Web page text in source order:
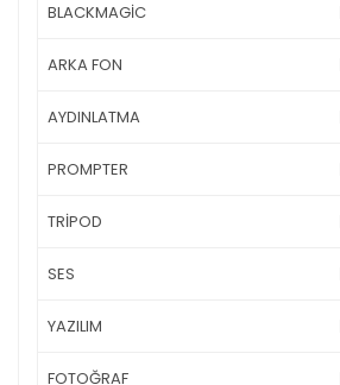
BLACKMAGİC
ARKA FON
AYDINLATMA
PROMPTER
TRİPOD
SES
YAZILIM
FOTOĞRAF